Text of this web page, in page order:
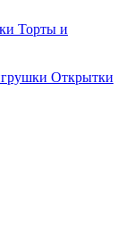
Торты и
Открытки